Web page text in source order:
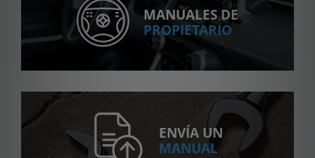
MANUALES DE
PROPIETARIO
ENVÍA UN
MANUAL